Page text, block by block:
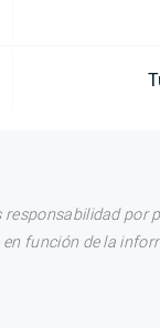
función de la